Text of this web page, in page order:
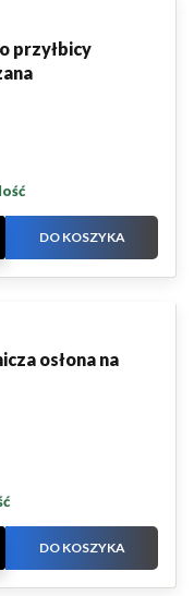
przyłbicy
DO KOSZYKA
osłona na
DO KOSZYKA